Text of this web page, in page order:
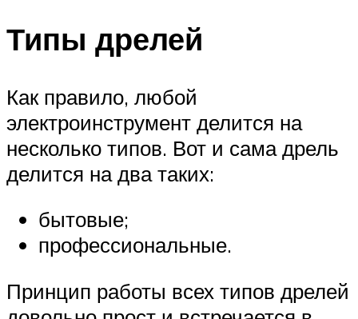
Типы дрелей
Как правило, любой
электроинструмент делится на
несколько типов. Вот и сама дрель
делится на два таких:
бытовые;
профессиональные.
Принцип работы всех типов дрелей